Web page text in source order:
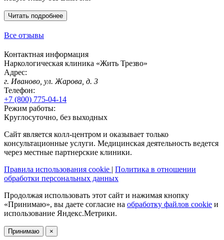
Читать подробнее
Все отзывы
Контактная информация
Наркологическая клиника «Жить Трезво»
Адрес:
г. Иваново, ул. Жарова, д. 3
Телефон:
+7 (800) 775-04-14
Режим работы:
Круглосуточно, без выходных
Сайт является колл-центром и оказывает только
консультационные услуги. Медицинская деятельность ведется
через местные партнерские клиники.
Правила использования cookie | Политика в отношении
обработки персональных данных
Продолжая использовать этот сайт и нажимая кнопку
«Принимаю», вы даете согласие на обработку файлов cookie и
использование Яндекс.Метрики.
Принимаю ×